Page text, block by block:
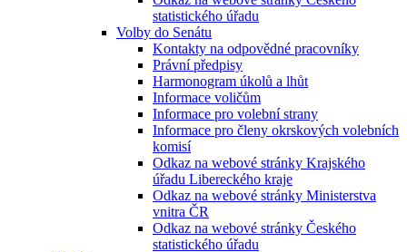
statistického úřadu
Volby do Senátu
Kontakty na odpovědné pracovníky
Právní předpisy
Harmonogram úkolů a lhůt
Informace voličům
Informace pro volební strany
Informace pro členy okrskových volebních
komisí
Odkaz na webové stránky Krajského
úřadu Libereckého kraje
Odkaz na webové stránky Ministerstva
vnitra ČR
Odkaz na webové stránky Českého
statistického úřadu